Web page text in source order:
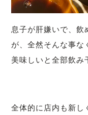
息子が肝嫌いで、飲
が、全然そんな事な
美味しいと全部飲み
全体的に店内も新し